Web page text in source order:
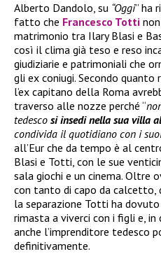
Alberto Dandolo, su “Oggi” ha
fatto che Francesco Totti
matrimonio tra Ilary Blasi e
così il clima già teso e reso
giudiziarie e patrimoniali che
gli ex coniugi. Secondo
l’ex capitano della Roma
traverso alle nozze perché “
tedesco si insedi nella sua villa
condivida il quotidiano con i
all’Eur che da tempo è al
Blasi e Totti, con le sue
sala giochi e un cinema. Oltre
con tanto di capo da calcetto,
la separazione Totti ha
rimasta a viverci con i figli e, in
anche l’imprenditore tedesco
definitivamente.